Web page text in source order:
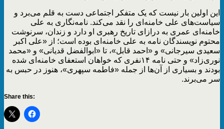
این اولین بار نیست که یک متفکر اجتماعی دست به قلم می‌برد و
سیاست‌های علی خامنه‌ای را نقد می‌کند. نامه‌نگاری به علی
خامنه‌ای عمری به درازای تاریخ رهبری او دارد و زندان، سرنوشت
محتوم نویسندگان نامه‌ به علی خامنه‌ای بوده است؛ از «علی اکبر
سعیدی سیرجانی» و «احمد قابل»، تا «ابوالفضل قدیانی» و «محمد
نوری‌زاد» و حتی نامه ۱۴نفری که خواهان استعفای خامنه‌ای شده
بودند و بسیاری از آن‌ها از جمله «فاطمه سپهری»، هنوز در حبس به
سر می‌برند.
Share this: